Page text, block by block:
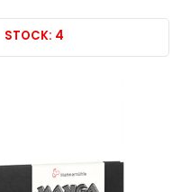
STOCK: 4